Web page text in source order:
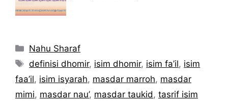
Kategori
Nahu Sharaf
Tag
definisi dhomir, isim dhomir, isim fa’il, isim
faa’il, isim isyarah, masdar marroh, masdar
mimi, masdar nau’, masdar taukid, tasrif isim